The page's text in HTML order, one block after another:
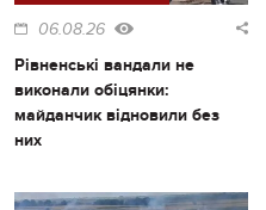
06.08.26
Рівненські вандали не
виконали обіцянки:
майданчик відновили без
них